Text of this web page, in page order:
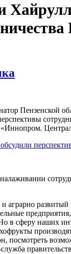
Пензенской
аграрно
в сферу наших
посмотреть